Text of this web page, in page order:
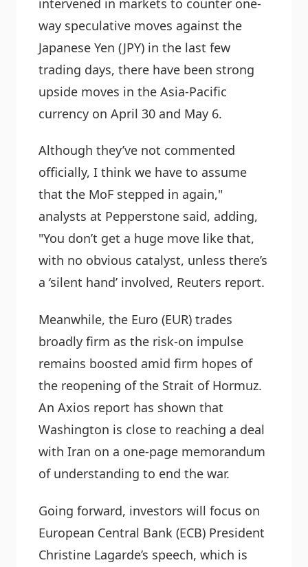
intervened in markets to counter one-
way speculative moves against the
Japanese Yen (JPY) in the last few
trading days, there have been strong
upside moves in the Asia-Pacific
currency on April 30 and May 6.
Although they’ve not commented
officially, I think we have to assume
that the MoF stepped in again,"
analysts at Pepperstone said, adding,
"You don’t get a huge move like that,
with no obvious catalyst, unless there’s
a ‘silent hand’ involved, Reuters report.
Meanwhile, the Euro (EUR) trades
broadly firm as the risk-on impulse
remains boosted amid firm hopes of
the reopening of the Strait of Hormuz.
An Axios report has shown that
Washington is close to reaching a deal
with Iran on a one-page memorandum
of understanding to end the war.
Going forward, investors will focus on
European Central Bank (ECB) President
Christine Lagarde’s speech, which is